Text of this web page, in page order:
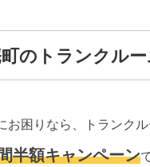
のトランクル
お困りなら、トランクル
半額キャンペーン